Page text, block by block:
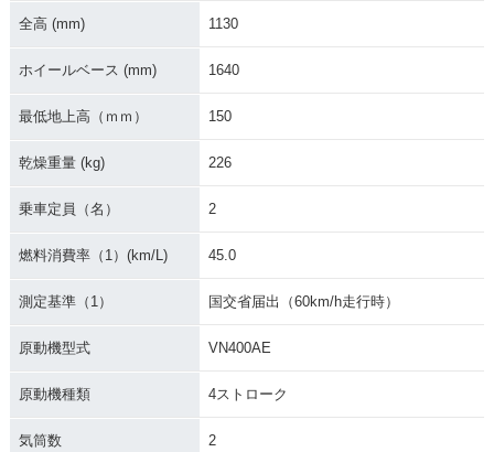
全高 (mm) 1130
ホイールベース (mm) 1640
最低地上高（ｍｍ） 150
乾燥重量 (kg) 226
乗車定員（名） 2
燃料消費率（1）(km/L) 45.0
測定基準（1） 国交省届出（60km/h走行時）
原動機型式 VN400AE
原動機種類 4ストローク
気筒数 2